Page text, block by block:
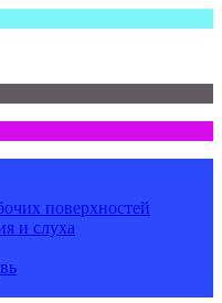
поверхностей
и слуха